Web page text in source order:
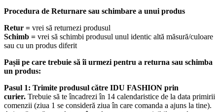
Procedura de Returnare sau schimbare a unui produs
Retur = vrei să returnezi produsul
Schimb = vrei să schimbi produsul unul identic altă măsură/culoare
sau cu un produs diferit
Pașii pe care trebuie să îi urmezi pentru a returna sau schimba
un produs:
Pasul 1: Trimite produsul către IDU FASHION prin
curier. Trebuie să te încadrezi în 14 calendaristice de la data primirii
comenzii (ziua 1 se consideră ziua în care comanda a ajuns la tine).